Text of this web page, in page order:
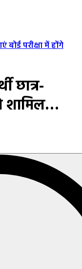
बोर्ड परीक्षा में होंगे
छात्र-
शामिल…